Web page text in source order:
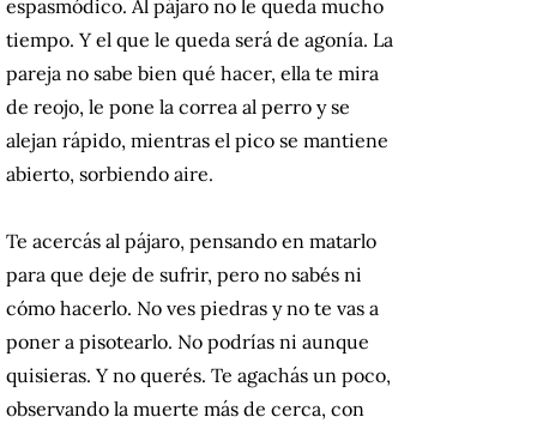
espasmódico. Al pájaro no le queda mucho
tiempo. Y el que le queda será de agonía. La
pareja no sabe bien qué hacer, ella te mira
de reojo, le pone la correa al perro y se
alejan rápido, mientras el pico se mantiene
abierto, sorbiendo aire.
Te acercás al pájaro, pensando en matarlo
para que deje de sufrir, pero no sabés ni
cómo hacerlo. No ves piedras y no te vas a
poner a pisotearlo. No podrías ni aunque
quisieras. Y no querés. Te agachás un poco,
observando la muerte más de cerca, con